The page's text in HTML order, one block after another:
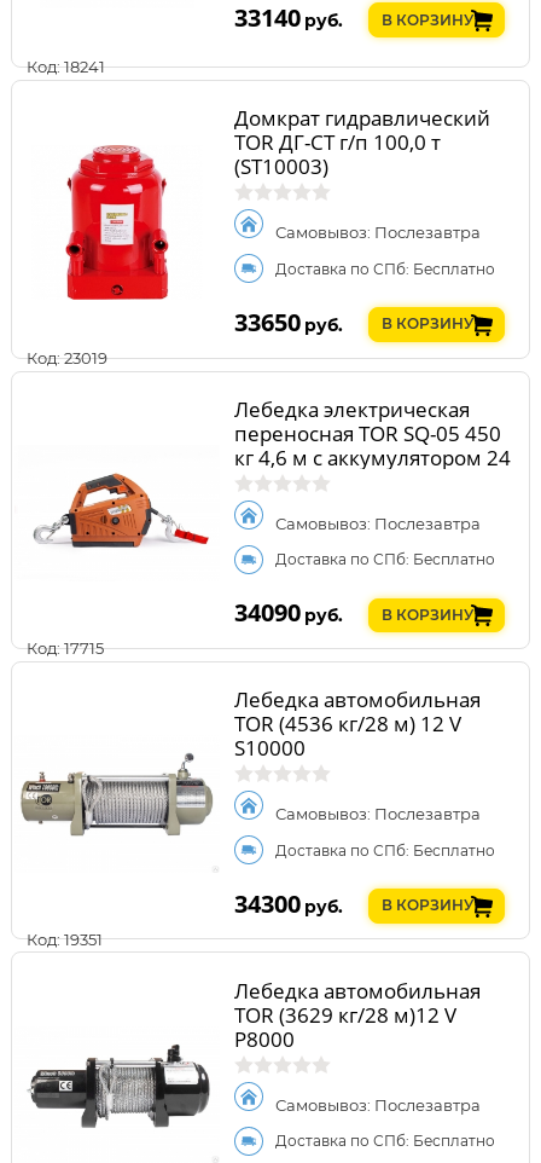
Код: 18241
33140 руб. В КОРЗИНУ
Код: 23019
Домкрат гидравлический
TOR ДГ-CT г/п 100,0 т
(ST10003)
Самовывоз: Послезавтра
Доставка по СПб: Бесплатно
33650 руб. В КОРЗИНУ
Код: 17715
Лебедка электрическая
переносная TOR SQ-05 450
кг 4,6 м с аккумулятором 24
В
Самовывоз: Послезавтра
Доставка по СПб: Бесплатно
34090 руб. В КОРЗИНУ
Код: 19351
Лебедка автомобильная
TOR (4536 кг/28 м) 12 V
S10000
Самовывоз: Послезавтра
Доставка по СПб: Бесплатно
34300 руб. В КОРЗИНУ
Лебедка автомобильная
TOR (3629 кг/28 м)12 V
P8000
Самовывоз: Послезавтра
Доставка по СПб: Бесплатно